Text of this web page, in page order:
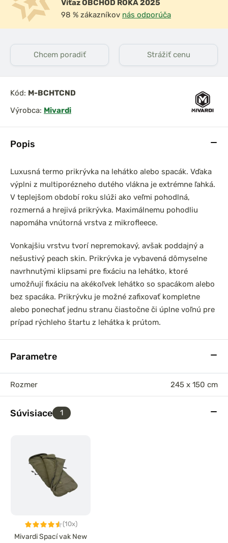
Popis
Luxusná termo prikrývka na lehátko alebo spacák. Vďaka
výplni z multiporézneho dutého vlákna je extrémne ľahká.
V teplejšom období roku slúži ako veľmi pohodlná,
rozmerná a hrejivá prikrývka. Maximálnemu pohodliu
napomáha vnútorná vrstva z mikrofleece.
Vonkajšiu vrstvu tvorí nepremokavý, avšak poddajný a
nešustivý peach skin. Prikrývka je vybavená dômyselne
navrhnutými klipsami pre fixáciu na lehátko, ktoré
umožňují fixáciu na akékoľvek lehátko so spacákom alebo
bez spacáka. Prikrývku je možné zafixovať kompletne
alebo ponechať jednu stranu čiastočne či úplne voľnú pre
prípad rýchleho štartu z lehátka k prútom.
Parametre
Rozmer 245 x 150 cm
Súvisiace 1
(10x)
Mivardi Spací vak New
Víťaz OBCHOD ROKA 2025
98 % zákazníkov nás odporúča
Chcem poradiť Strážiť cenu
Kód: M-BCHTCND
Výrobca: Mivardi